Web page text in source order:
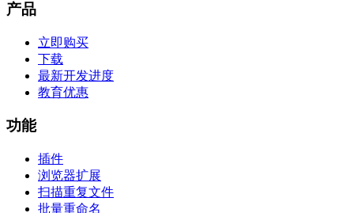
产品
立即购买
下载
最新开发进度
教育优惠
功能
插件
浏览器扩展
扫描重复文件
批量重命名